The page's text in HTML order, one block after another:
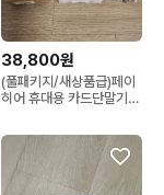
38,800원
(풀패키지/새상품급)페이
히어 휴대용 카드단말기+
트. 애플페이 무선블루투